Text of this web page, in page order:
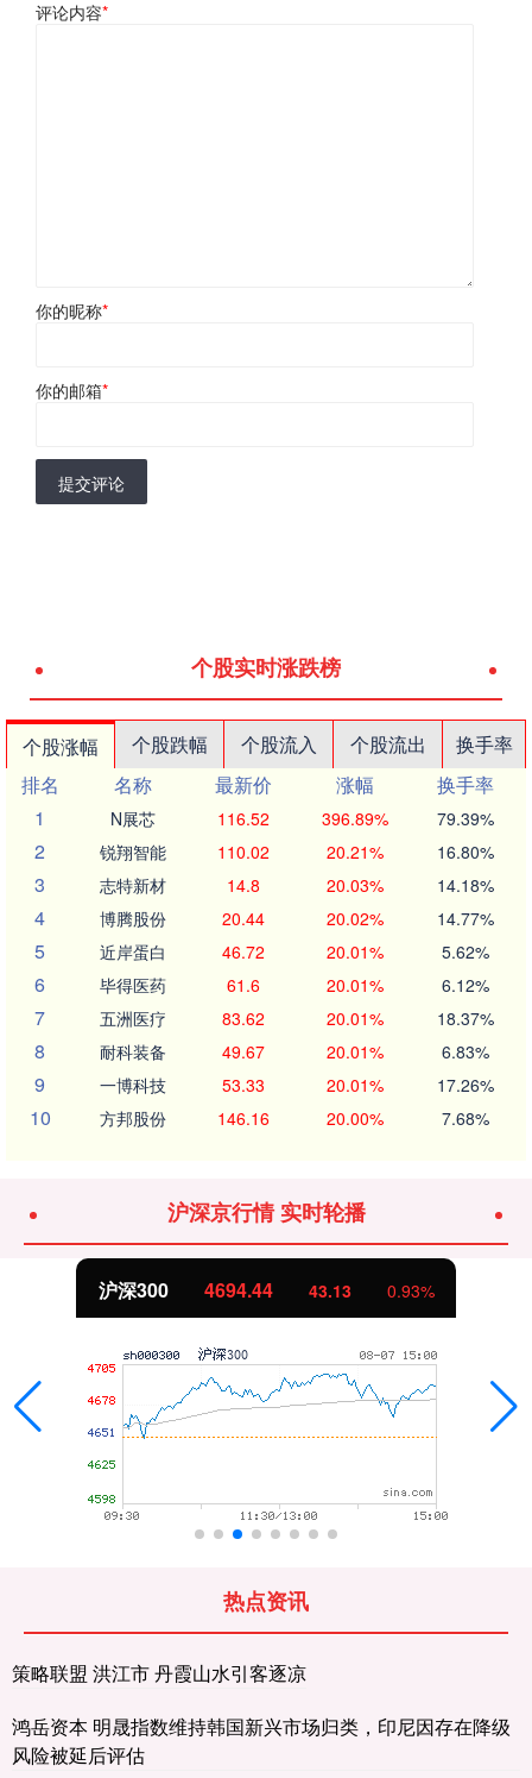
评论内容*
你的昵称*
你的邮箱*
提交评论
个股实时涨跌榜
个股涨幅 个股跌幅 个股流入 个股流出
换手率
排名
名称 最新价 涨幅
换手率
1
N展芯 116.52 396.89% 79.39%
2 锐翔智能 110.02 20.21% 16.80%
3 志特新材 14.8 20.03% 14.18%
4 博腾股份 20.44 20.02% 14.77%
5 近岸蛋白 46.72 20.01% 5.62%
6 毕得医药 61.6 20.01% 6.12%
7 五洲医疗 83.62 20.01% 18.37%
8 耐科装备 49.67 20.01% 6.83%
9 一博科技 53.33 20.01% 17.26%
10 方邦股份 146.16 20.00% 7.68%
沪深京行情 实时轮播
沪深300 4694.44 43.13 0.93%
热点资讯
策略联盟 洪江市 丹霞山水引客逐凉
鸿岳资本 明晟指数维持韩国新兴市场归类，印尼因存在降级
风险被延后评估